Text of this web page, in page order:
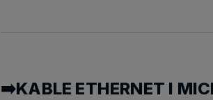
➡️KABLE ETHERNET I